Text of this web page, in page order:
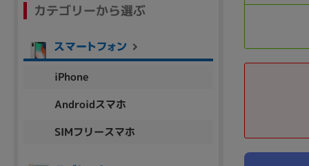
カテゴリーから選ぶ
iPhone
Androidスマホ
SIMフリースマホ
除外ワード
人気の検索ワード：Let's note EliteBook
商品シリーズ名・ブランド名の絞り込み。
Thinkpad